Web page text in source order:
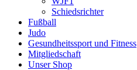
Schiedsrichter
Fußball
Judo
Gesundheitssport und Fitness
Mitgliedschaft
Unser Shop